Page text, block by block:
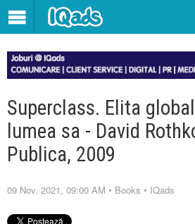
Superclass. Elita
lumea sa - David
Publica, 2009
09 Nov. 2021, 09:00 AM • Books • IQads